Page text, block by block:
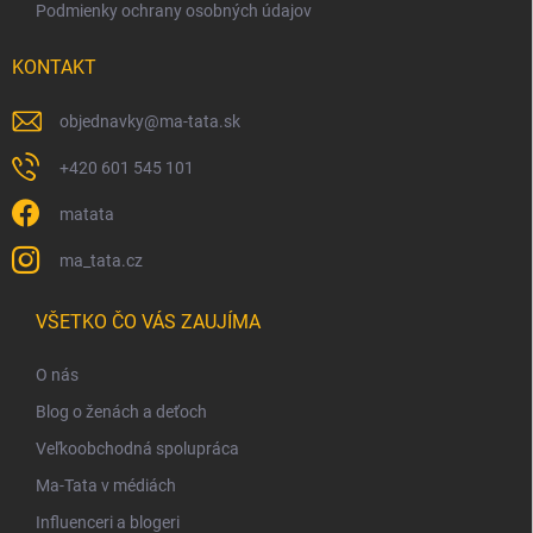
Podmienky ochrany osobných údajov
KONTAKT
objednavky@ma-tata.sk
+420 601 545 101
matata
ma_tata.cz
VŠETKO ČO VÁS ZAUJÍMA
O nás
Blog o ženách a deťoch
Veľkoobchodná spolupráca
Ma-Tata v médiách
Influenceri a blogeri